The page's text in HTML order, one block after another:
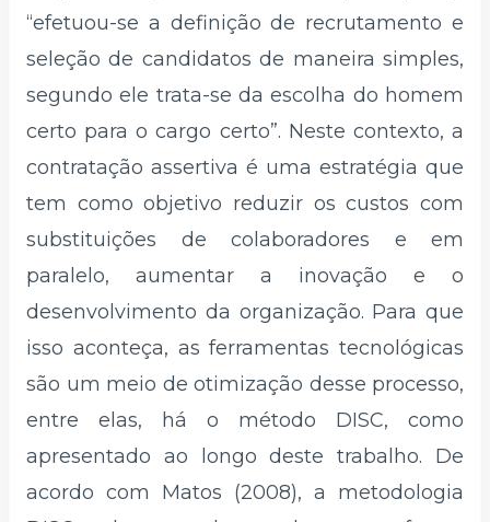
“efetuou-se a definição de recrutamento e
seleção de candidatos de maneira simples,
segundo ele trata-se da escolha do homem
certo para o cargo certo”. Neste contexto, a
contratação assertiva é uma estratégia que
tem como objetivo reduzir os custos com
substituições de colaboradores e em
paralelo, aumentar a inovação e o
desenvolvimento da organização. Para que
isso aconteça, as ferramentas tecnológicas
são um meio de otimização desse processo,
entre elas, há o método DISC, como
apresentado ao longo deste trabalho. De
acordo com Matos (2008), a metodologia